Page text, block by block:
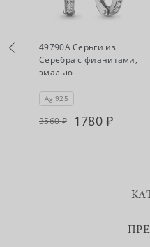
49790А Серьги из
Серебра с фианитами,
эмалью
Ag 925
3560 1780